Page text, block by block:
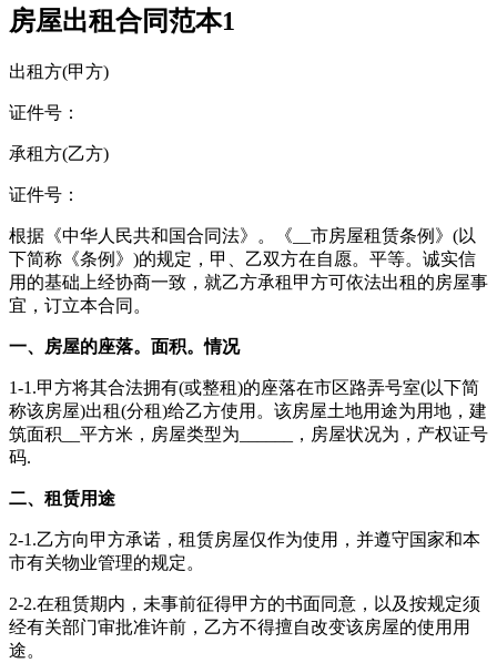
房屋出租合同范本1
出租方(甲方)
证件号：
承租方(乙方)
证件号：
根据《中华人民共和国合同法》。《__市房屋租赁条例》(以
下简称《条例》)的规定，甲、乙双方在自愿。平等。诚实信
用的基础上经协商一致，就乙方承租甲方可依法出租的房屋事
宜，订立本合同。
一、房屋的座落。面积。情况
1-1.甲方将其合法拥有(或整租)的座落在市区路弄号室(以下简
称该房屋)出租(分租)给乙方使用。该房屋土地用途为用地，建
筑面积__平方米，房屋类型为______，房屋状况为，产权证号
码.
二、租赁用途
2-1.乙方向甲方承诺，租赁房屋仅作为使用，并遵守国家和本
市有关物业管理的规定。
2-2.在租赁期内，未事前征得甲方的书面同意，以及按规定须
经有关部门审批准许前，乙方不得擅自改变该房屋的使用用
途。